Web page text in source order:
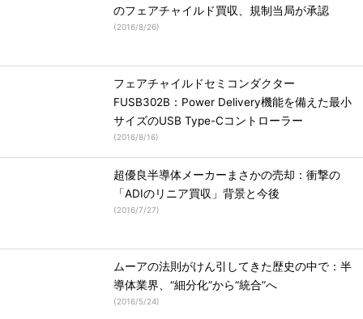
のフェアチャイルド買収、規制当局が承認
(2016/8/26)
フェアチャイルドセミコンダクター
FUSB302B：Power Delivery機能を備えた最小
サイズのUSB Type-Cコントローラー
(2016/8/16)
超優良半導体メーカーまさかの売却：衝撃の
「ADIのリニア買収」背景と今後
(2016/7/27)
ムーアの法則がけん引してきた歴史の中で：半
導体業界、“細分化”から“統合”へ
(2016/5/24)